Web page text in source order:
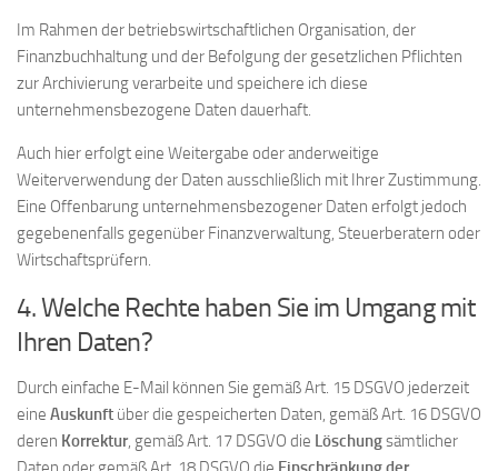
Im Rahmen der betriebswirtschaftlichen Organisation, der
Finanzbuchhaltung und der Befolgung der gesetzlichen Pflichten
zur Archivierung verarbeite und speichere ich diese
unternehmensbezogene Daten dauerhaft.
Auch hier erfolgt eine Weitergabe oder anderweitige
Weiterverwendung der Daten ausschließlich mit Ihrer Zustimmung.
Eine Offenbarung unternehmensbezogener Daten erfolgt jedoch
gegebenenfalls gegenüber Finanzverwaltung, Steuerberatern oder
Wirtschaftsprüfern.
4. Welche Rechte haben Sie im Umgang mit
Ihren Daten?
Durch einfache E-Mail können Sie gemäß Art. 15 DSGVO jederzeit
eine Auskunft über die gespeicherten Daten, gemäß Art. 16 DSGVO
deren Korrektur, gemäß Art. 17 DSGVO die Löschungsämtlicher